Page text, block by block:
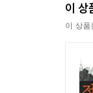
이 상
이 상품